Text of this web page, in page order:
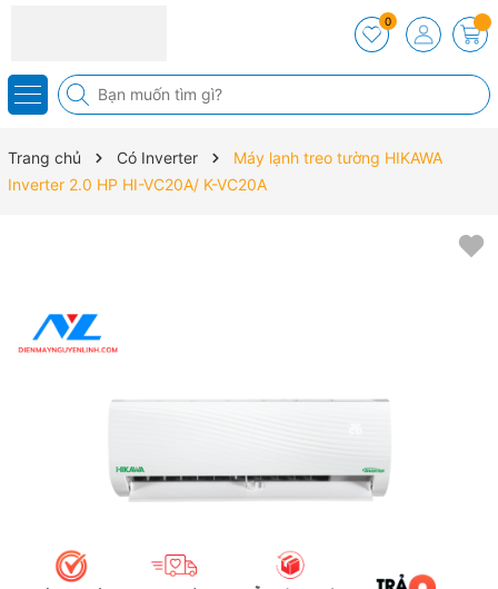
0
Trang chủ Có Inverter
Máy lạnh treo tường HIKAWA
Inverter 2.0 HP HI-VC20A/ K-VC20A